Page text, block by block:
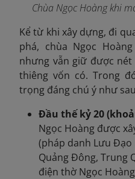
Chùa Ngọc Hoàng khi
Kể từ khi xây dựng, đi
phá, chùa Ngọc
nhưng vẫn giữ được
thiêng vốn có. Trong
trọng đáng chú ý như
Đầu thế kỷ 20
Ngọc Hoàng được
(pháp danh Lưu
Quảng Đông, Trung
điện thờ Ngọc